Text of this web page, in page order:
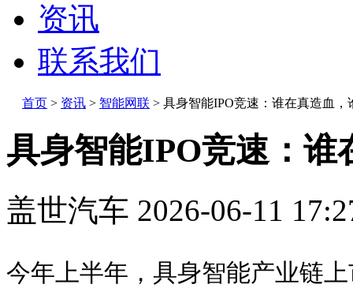
资讯
联系我们
首页 > 资讯 > 智能网联 > 具身智能IPO竞速：谁在真造血，
具身智能IPO竞速：谁
盖世汽车 2026-06-11
今年上半年，具身智能产业链